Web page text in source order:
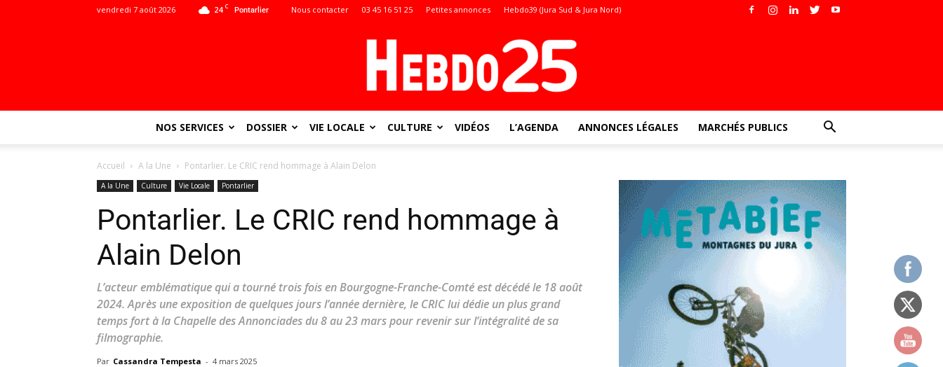
24 C Pontarlier
vendredi 7 août 2026 Nous contacter 03 45 16 51 25 Petites annonces Hebdo39 (Jura Sud & Jura Nord)
toute
NOS SERVICES DOSSIER VIE LOCALE CULTURE VIDÉOS L’AGENDA ANNONCES LÉGALES MARCHÉS PUBLICS
Accueil A la Une Pontarlier. Le CRIC rend hommage à Alain Delon
A la Une Culture Vie Locale Pontarlier
Pontarlier. Le CRIC rend hommage à
Alain Delon
L’acteur emblématique qui a tourné trois fois en Bourgogne-Franche-Comté est décédé le 18 août
2024. Après une exposition de quelques jours l’année dernière, le CRIC lui dédie un plus grand
temps fort à la Chapelle des Annonciades du 8 au 23 mars pour revenir sur l’intégralité de sa
filmographie.
Par Cassandra Tempesta - 4 mars 2025